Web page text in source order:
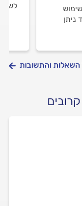
ניתן
השאלות והתשובות